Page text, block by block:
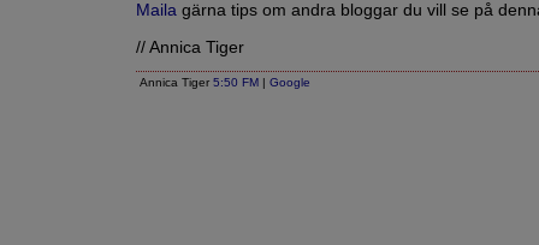
Maila gärna tips om andra bloggar du vill se på
// Annica Tiger
Annica Tiger 5:50 FM | Google